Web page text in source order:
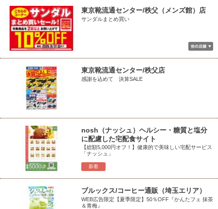
東京靴流通センター/秩父（メンズ館）店
サンダルまとめ買い
東京靴流通センター/秩父店
感謝を込めて 決算SALE
新着
nosh（ナッシュ）ヘルシー・糖質と塩分
に配慮した宅配食サイト
【総額5,000円オフ！】健康的で美味しい宅配サービス
「ナッシュ」
ブルックス/コーヒー通販（埼玉エリア）
WEB広告限定【夏季限定】50％OFF『かんたフェ 抹茶
＆青梅』